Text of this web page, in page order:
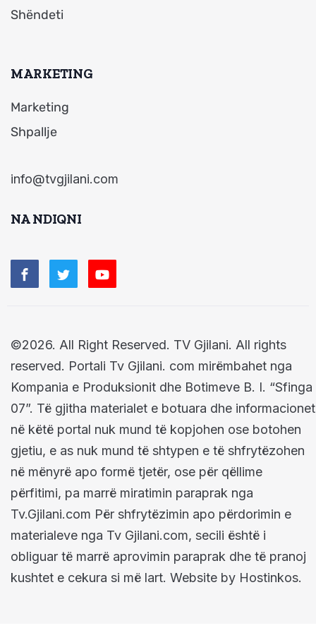
Shëndeti
MARKETING
Marketing
Shpallje
info@tvgjilani.com
NA NDIQNI
©2026. All Right Reserved. TV Gjilani. All rights
reserved. Portali Tv Gjilani. com mirëmbahet nga
Kompania e Produksionit dhe Botimeve B. I. “Sfinga
07”. Të gjitha materialet e botuara dhe informacionet
në këtë portal nuk mund të kopjohen ose botohen
gjetiu, e as nuk mund të shtypen e të shfrytëzohen
në mënyrë apo formë tjetër, ose për qëllime
përfitimi, pa marrë miratimin paraprak nga
Tv.Gjilani.com Për shfrytëzimin apo përdorimin e
materialeve nga Tv Gjilani.com, secili është i
obliguar të marrë aprovimin paraprak dhe të pranoj
kushtet e cekura si më lart. Website by Hostinkos.